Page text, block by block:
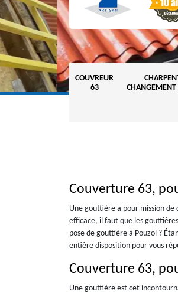
COUVREUR
63
CHANGEMENT
Couverture 63,
Une gouttière a pour mission
efficace, il faut que les
pose de gouttière à Pouzol ?
entière disposition pour vous
Couverture 63,
Une gouttière est cet